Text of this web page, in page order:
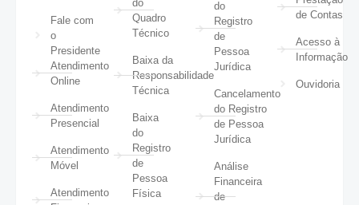
Fale com
o
Presidente
Atendimento
Online
Atendimento
Presencial
Atendimento
Móvel
Atendimento
do
Quadro
Técnico
Baixa da
Responsabilidade
Técnica
Baixa
do
Registro
de
Pessoa
Física
do
Registro
de
Pessoa
Jurídica
Cancelamento
do Registro
de Pessoa
Jurídica
Análise
Financeira
de
de Contas
Acesso à
Informação
Ouvidoria